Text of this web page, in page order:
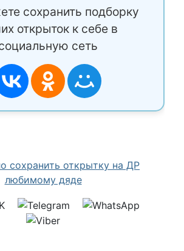
сохранить подборку
открыток к себе в
сеть